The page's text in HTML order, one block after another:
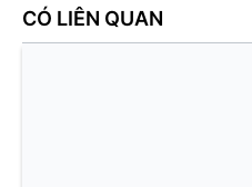
CÓ LIÊN QUAN